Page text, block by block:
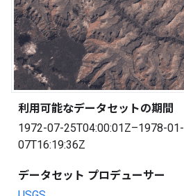
利用可能なデータセットの期間
1972-07-25T04:00:01Z–1978-01-
07T16:19:36Z
データセット プロデューサー